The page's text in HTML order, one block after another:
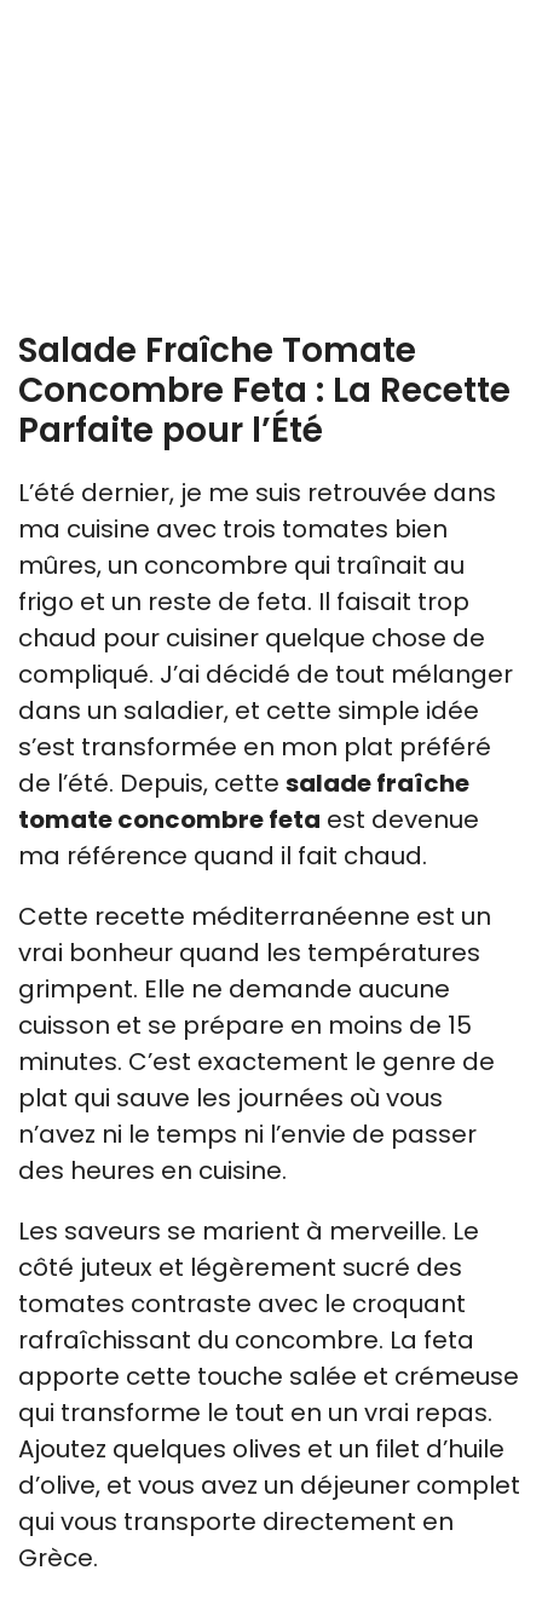
Salade Fraîche Tomate
Concombre Feta : La Recette
Parfaite pour l’Été
L’été dernier, je me suis retrouvée dans
ma cuisine avec trois tomates bien
mûres, un concombre qui traînait au
frigo et un reste de feta. Il faisait trop
chaud pour cuisiner quelque chose de
compliqué. J’ai décidé de tout mélanger
dans un saladier, et cette simple idée
s’est transformée en mon plat préféré
de l’été. Depuis, cette salade fraîche
tomate concombre feta est devenue
ma référence quand il fait chaud.
Cette recette méditerranéenne est un
vrai bonheur quand les températures
grimpent. Elle ne demande aucune
cuisson et se prépare en moins de 15
minutes. C’est exactement le genre de
plat qui sauve les journées où vous
n’avez ni le temps ni l’envie de passer
des heures en cuisine.
Les saveurs se marient à merveille. Le
côté juteux et légèrement sucré des
tomates contraste avec le croquant
rafraîchissant du concombre. La feta
apporte cette touche salée et crémeuse
qui transforme le tout en un vrai repas.
Ajoutez quelques olives et un filet d’huile
d’olive, et vous avez un déjeuner complet
qui vous transporte directement en
Grèce.